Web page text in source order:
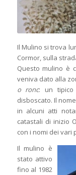
Il Mulino si trova
Cormor, sulla
Questo mulino è
veniva dato alla
o ronc: un tipico
disboscato. Il
in alcuni atti
catastali di inizio
con i nomi dei vari
Il mulino è
stato attivo
fino al 1982